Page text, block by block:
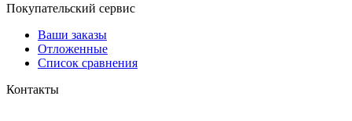
Покупательский сервис
Ваши заказы
Отложенные
Список сравнения
Контакты